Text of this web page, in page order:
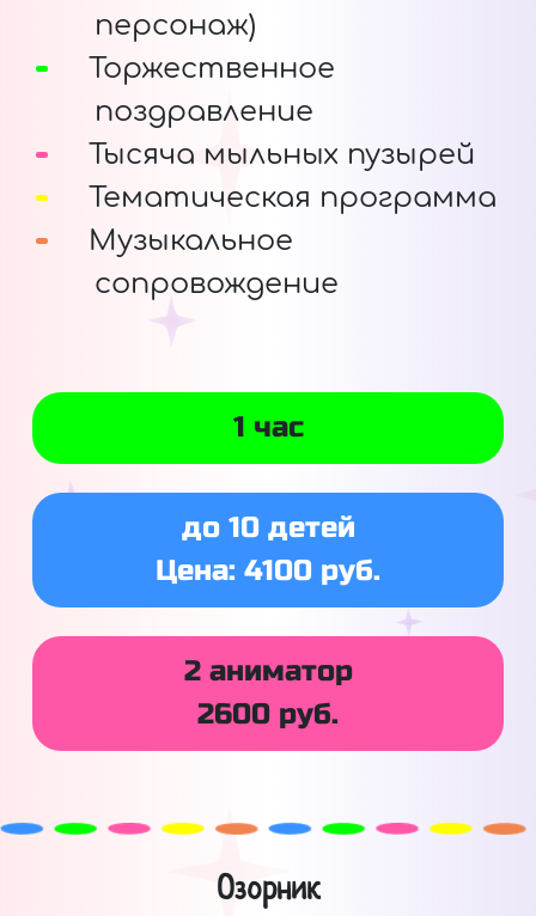
персонаж)
Торжественное
поздравление
Тысяча мыльных пузырей
Тематическая программа
Музыкальное
сопровождение
1 час
до 10 детей
Цена: 4100 руб.
2 аниматор
2600 руб.
Озорник